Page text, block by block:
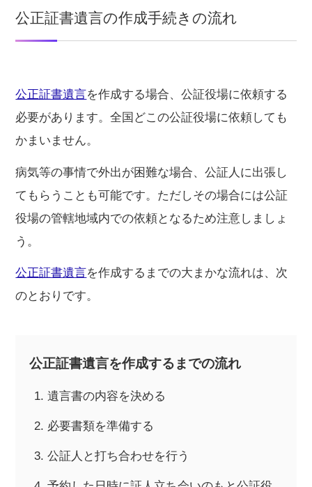
公正証書遺言の作成手続きの流れ
公正証書遺言を作成する場合、公証役場に依頼する
必要があります。全国どこの公証役場に依頼しても
かまいません。
病気等の事情で外出が困難な場合、公証人に出張し
てもらうことも可能です。ただしその場合には公証
役場の管轄地域内での依頼となるため注意しましょ
う。
公正証書遺言を作成するまでの大まかな流れは、次
のとおりです。
公正証書遺言を作成するまでの流れ
遺言書の内容を決める
必要書類を準備する
公証人と打ち合わせを行う